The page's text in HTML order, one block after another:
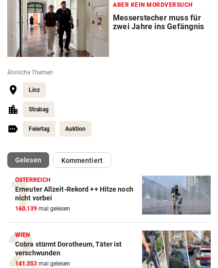
ABER KEIN MORDVERSUCH
Messerstecher muss für
zwei Jahre ins Gefängnis
Ähnliche Themen
Linz
Strabag
Feiertag Auktion
Gelesen(ausgewählt)Kommentiert
ÖSTERREICH
Erneuter Allzeit-Rekord ++ Hitze noch
nicht vorbei
160.139 mal gelesen
WIEN
Cobra stürmt Dorotheum, Täter ist
verschwunden
141.353 mal gelesen